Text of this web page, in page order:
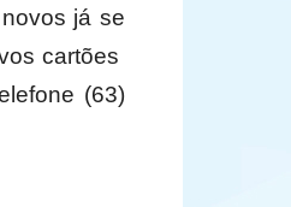
já se
cartões
(63)